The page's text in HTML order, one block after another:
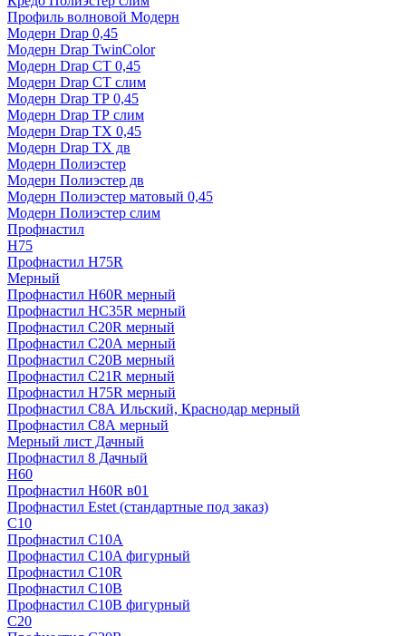
Профиль волновой Модерн
Модерн Drap 0,45
Модерн Drap TwinColor
Модерн Drap СТ 0,45
Модерн Drap СТ слим
Модерн Drap ТР 0,45
Модерн Drap ТР слим
Модерн Drap ТХ 0,45
Модерн Drap ТХ дв
Модерн Полиэстер
Модерн Полиэстер дв
Модерн Полиэстер матовый 0,45
Модерн Полиэстер слим
Профнастил
H75
Профнастил H75R
Мерный
Профнастил H60R мерный
Профнастил HC35R мерный
Профнастил С20R мерный
Профнастил С20А мерный
Профнастил С20В мерный
Профнастил С21R мерный
Профнастил Н75R мерный
Профнастил С8А Ильский, Краснодар мерный
Профнастил С8А мерный
Мерный лист Дачный
Профнастил 8 Дачный
Н60
Профнастил H60R в01
Профнастил Estet (стандартные под заказ)
C10
Профнастил С10A
Профнастил С10A фигурный
Профнастил С10R
Профнастил С10В
Профнастил С10В фигурный
C20